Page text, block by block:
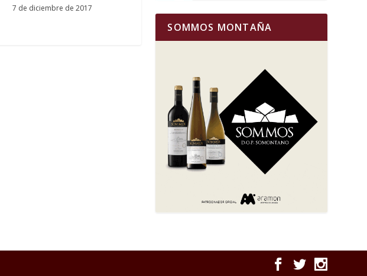
7 de diciembre de 2017
SOMMOS MONTAÑA